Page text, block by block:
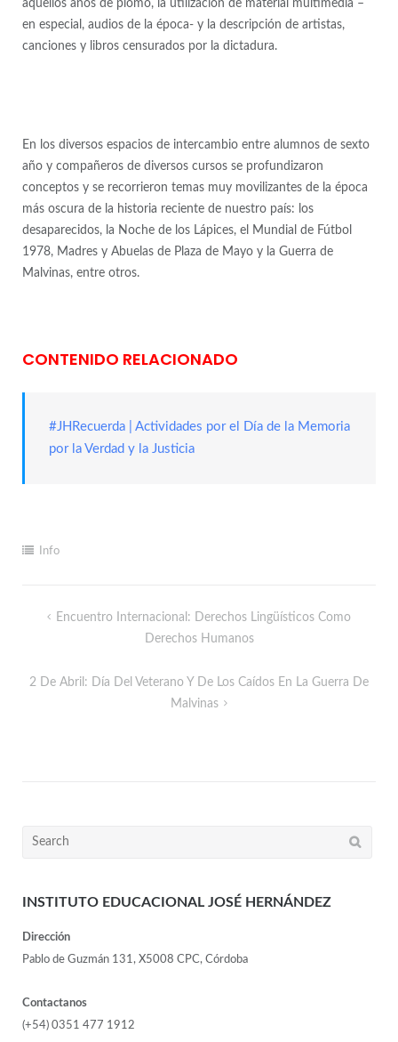
aquellos años de plomo, la utilización de material multimedia –
en especial, audios de la época- y la descripción de artistas,
canciones y libros censurados por la dictadura.
En los diversos espacios de intercambio entre alumnos de sexto
año y compañeros de diversos cursos se profundizaron
conceptos y se recorrieron temas muy movilizantes de la época
más oscura de la historia reciente de nuestro país: los
desaparecidos, la Noche de los Lápices, el Mundial de Fútbol
1978, Madres y Abuelas de Plaza de Mayo y la Guerra de
Malvinas, entre otros.
CONTENIDO RELACIONADO
#JHRecuerda | Actividades por el Día de la Memoria
por la Verdad y la Justicia
Info
Encuentro Internacional: Derechos Lingüísticos Como
Derechos Humanos
2 De Abril: Día Del Veterano Y De Los Caídos En La Guerra De
Malvinas
INSTITUTO EDUCACIONAL JOSÉ HERNÁNDEZ
Dirección
Pablo de Guzmán 131, X5008 CPC, Córdoba
Contactanos
(+54) 0351 477 1912